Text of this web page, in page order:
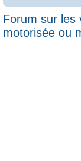
Forum sur les
motorisée ou